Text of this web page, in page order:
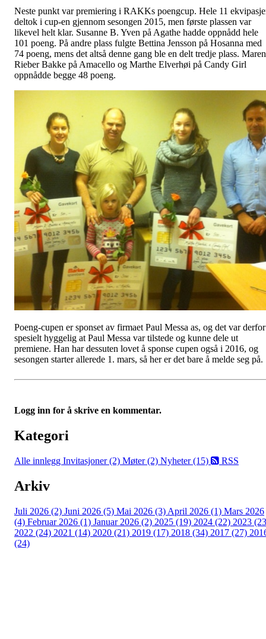
Neste punkt var premiering i RAKKs poengcup. Hele 11
deltok i cup-en gjennom sesongen 2015, men første plassen var
likevel helt klar. Susanne B. Yven på Agathe hadde oppnådd hele
101 poeng. På andre plass fulgte Bettina Jensson på Hosanna med
74 poeng, mens det altså denne gang ble en delt tredje plass. Maren
Rieber Bakke på Amacello og Marthe Elverhøi på Candy Girl
oppnådde begge 48 poeng.
Poeng-cupen er sponset av firmaet Paul Messa as, og det var derfor
spesielt hyggelig at Paul Messa var tilstede og kunne dele ut
premiene. Han har dessuten lovet å sponse cupen også i 2016, og
sesongen starter allerede 1. mars, så her er det bare å melde seg på.
Logg inn for å skrive en kommentar.
Kategori
Alle innlegg Invitasjoner (2) Møter (2) Nyheter (15) RSS
Arkiv
Juli 2026 (2) Juni 2026 (5) Mai 2026 (3) April 2026 (1) Mars 2026
(4) Februar 2026 (1) Januar 2026 (2) 2025 (19) 2024 (22) 2023
2022 (24) 2021 (14) 2020 (21) 2019 (17) 2018 (34) 2017 (27)
(24)